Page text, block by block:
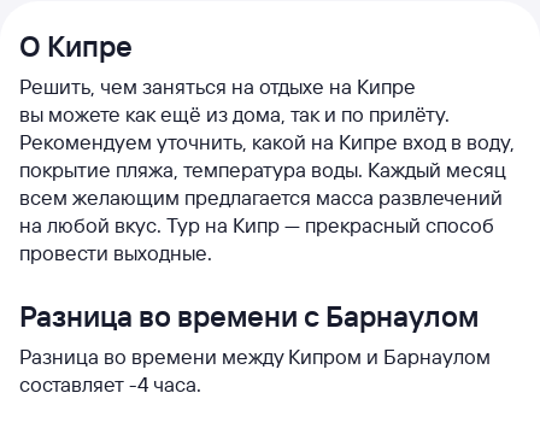
О Кипре
Решить, чем заняться на отдыхе на Кипре
вы можете как ещё из дома, так и по прилёту.
Рекомендуем уточнить, какой на Кипре вход в воду,
покрытие пляжа, температура воды. Каждый месяц
всем желающим предлагается масса развлечений
на любой вкус. Тур на Кипр — прекрасный способ
провести выходные.
Разница во времени с Барнаулом
Разница во времени между Кипром и Барнаулом
составляет -4 часа.